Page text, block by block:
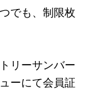
でも、制限枚
リーサンバー
ーにて会員証